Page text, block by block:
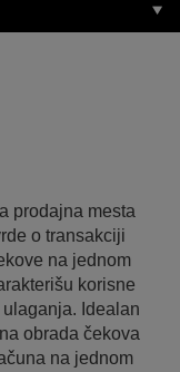
prodajna mesta
o transakciji
na jednom
korisne
Idealan
obrada čekova
na jednom